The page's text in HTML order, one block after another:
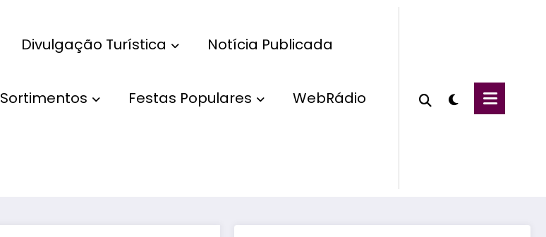
Divulgação Turística Notícia Publicada
Sortimentos Festas Populares WebRádio